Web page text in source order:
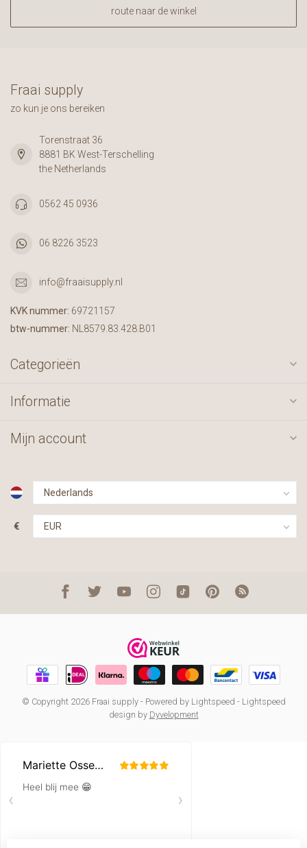
route naar de winkel
Fraai supply
zo kun je ons bereiken
Torenstraat 36
8881 BK West-Terschelling
the Netherlands
0562 45 0936
06 8226 3523
info@fraaisupply.nl
KVK nummer: 69721157
btw-nummer: NL8579.83.428.B01
Categorieën
Informatie
Mijn account
€
© Copyright 2026 Fraai supply- Powered by Lightspeed - Lightspeed
design by Dyvelopment